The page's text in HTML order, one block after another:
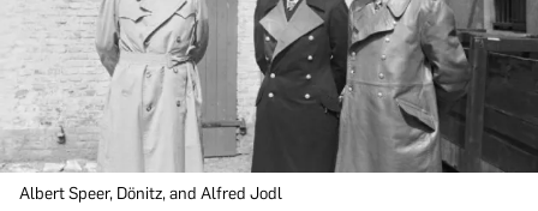
Albert Speer, Dönitz, and Alfred Jodl